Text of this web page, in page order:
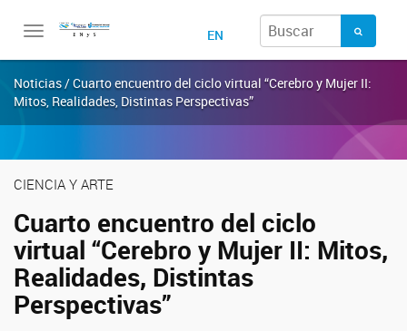
Toggle
EN
Noticias / Cuarto encuentro del ciclo virtual “Cerebro y Mujer II:
Mitos, Realidades, Distintas Perspectivas”
CIENCIA Y ARTE
Cuarto encuentro del ciclo
virtual “Cerebro y Mujer II: Mitos,
Realidades, Distintas
Perspectivas”